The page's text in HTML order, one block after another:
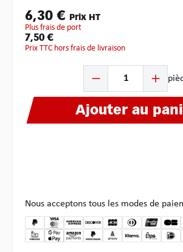
6,30 € Prix HT
plus frais de port
7,50 €
Prix TTC hors frais de livraison
Ajouter au
Nous acceptons tous les modes de